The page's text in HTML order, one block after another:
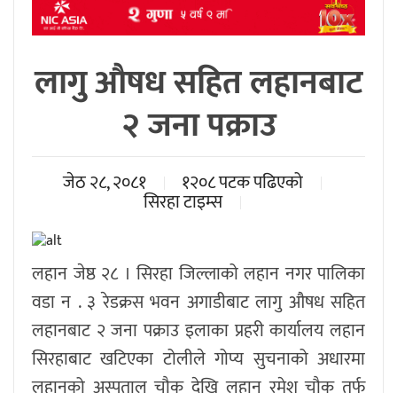
लागु औषध सहित लहानबाट
२ जना पक्राउ
जेठ २८, २०८१ १२०८ पटक पढिएको
सिरहा टाइम्स
लहान जेष्ठ २८ । सिरहा जिल्लाको लहान नगर पालिका
वडा न . ३ रेडक्रस भवन अगाडीबाट लागु औषध सहित
लहानबाट २ जना पक्राउ इलाका प्रहरी कार्यालय लहान
सिरहाबाट खटिएका टोलीले गोप्य सुचनाको अधारमा